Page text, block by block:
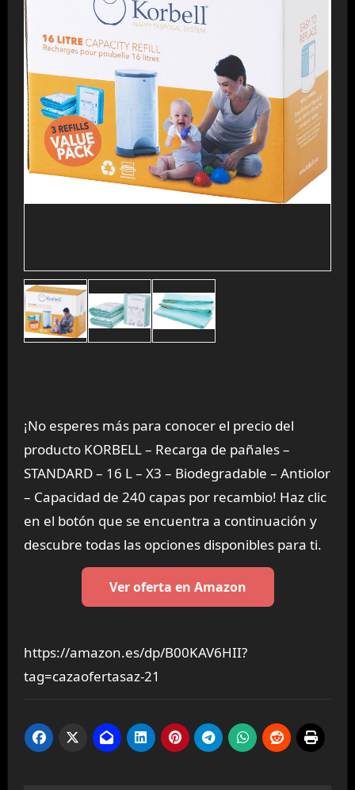
¡No esperes más para conocer el precio del
producto KORBELL – Recarga de pañales –
STANDARD – 16 L – X3 – Biodegradable – Antiolor
– Capacidad de 240 capas por recambio! Haz clic
en el botón que se encuentra a continuación y
descubre todas las opciones disponibles para ti.
Ver oferta en Amazon
https://amazon.es/dp/B00KAV6HII?
tag=cazaofertasaz-21